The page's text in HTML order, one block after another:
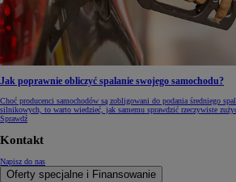
Jak poprawnie obliczyć spalanie swojego samochodu?
Choć producenci samochodów są zobligowani do podania średniego
silnikowych, to warto wiedzieć, jak samemu sprawdzić rzeczywiste
Sprawdź
Kontakt
Napisz do nas
Oferty specjalne i Finansowanie